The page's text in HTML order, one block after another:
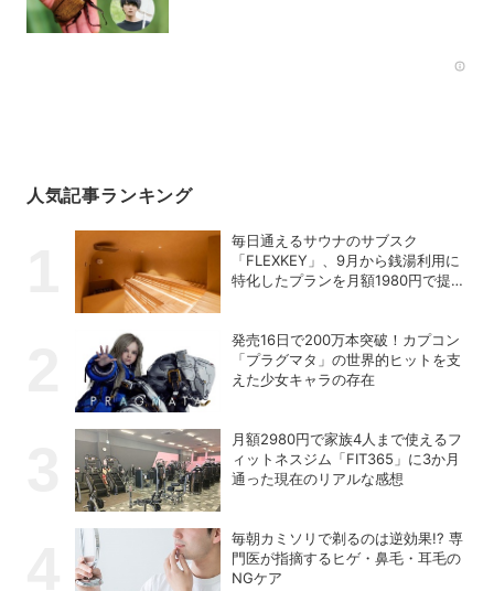
人気記事ランキング
毎日通えるサウナのサブスク
「FLEXKEY」、9月から銭湯利用に
特化したプランを月額1980円で提供
発売16日で200万本突破！カプコン
「プラグマタ」の世界的ヒットを支
えた少女キャラの存在
月額2980円で家族4人まで使えるフ
ィットネスジム「FIT365」に3か月
通った現在のリアルな感想
毎朝カミソリで剃るのは逆効果!? 専
門医が指摘するヒゲ・鼻毛・耳毛の
NGケア